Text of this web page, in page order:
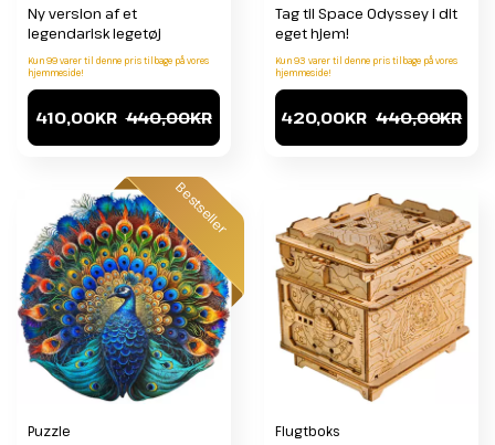
Ny version af et
legendarisk legetøj
Kun 99 varer til denne pris tilbage på vores
hjemmeside!
410,00KR 440,00KR
Tag til Space Odyssey i dit
eget hjem!
Kun 93 varer til denne pris tilbage på vores
hjemmeside!
420,00KR 440,00KR
Bestseller
Puzzle Flugtboks